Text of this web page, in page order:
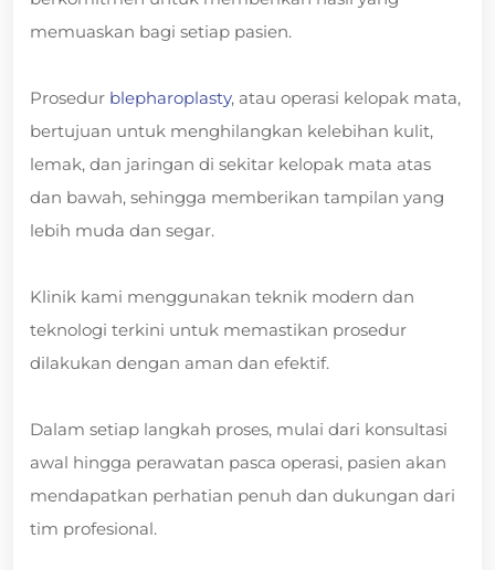
memuaskan bagi setiap pasien.
Prosedur blepharoplasty, atau operasi kelopak mata,
bertujuan untuk menghilangkan kelebihan kulit,
lemak, dan jaringan di sekitar kelopak mata atas
dan bawah, sehingga memberikan tampilan yang
lebih muda dan segar.
Klinik kami menggunakan teknik modern dan
teknologi terkini untuk memastikan prosedur
dilakukan dengan aman dan efektif.
Dalam setiap langkah proses, mulai dari konsultasi
awal hingga perawatan pasca operasi, pasien akan
mendapatkan perhatian penuh dan dukungan dari
tim profesional.